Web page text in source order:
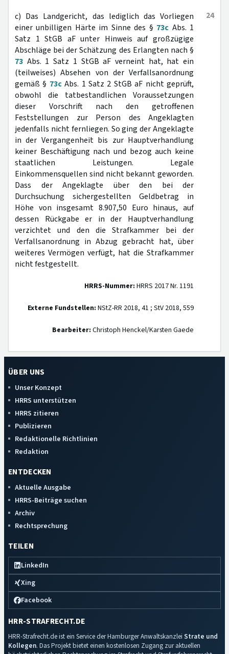
24
c) Das Landgericht, das lediglich das Vorliegen
einer unbilligen Härte im Sinne des § 73c Abs. 1
Satz 1 StGB aF unter Hinweis auf großzügige
Abschläge bei der Schätzung des Erlangten nach §
73 Abs. 1 Satz 1 StGB aF verneint hat, hat ein
(teilweises) Absehen von der Verfallsanordnung
gemäß § 73cAbs. 1 Satz 2 StGB aF nicht geprüft,
obwohl die tatbestandlichen Voraussetzungen
dieser Vorschrift nach den getroffenen
Feststellungen zur Person des Angeklagten
jedenfalls nicht fernliegen. So ging der Angeklagte
in der Vergangenheit bis zur Hauptverhandlung
keiner Beschäftigung nach und bezog auch keine
staatlichen Leistungen. Legale
Einkommensquellen sind nicht bekannt geworden.
Dass der Angeklagte über den bei der
Durchsuchung sichergestellten Geldbetrag in
Höhe von insgesamt 8.907,50 Euro hinaus, auf
dessen Rückgabe er in der Hauptverhandlung
verzichtet und den die Strafkammer bei der
Verfallsanordnung in Abzug gebracht hat, über
weiteres Vermögen verfügt, hat die Strafkammer
nicht festgestellt.
HRRS-Nummer: HRRS 2017 Nr. 1191
Externe Fundstellen: NStZ-RR 2018, 41 ; StV 2018, 559
Bearbeiter: Christoph Henckel/Karsten Gaede
ÜBER UNS
Unser Konzept
HRRS unterstützen
HRRS zitieren
Publizieren
Redaktionelle Richtlinien
Redaktion
ENTDECKEN
Aktuelle Ausgabe
HRRS-Beiträge suchen
Archiv
Rechtsprechung
TEILEN
LinkedIn
Xing
Facebook
HRR-STRAFRECHT.DE
HRR-Strafrecht.de ist ein Service der Hamburger Anwaltskanzlei Strate und
Kollegen. Das Projekt bietet einen kostenlosen Zugang zur aktuellen